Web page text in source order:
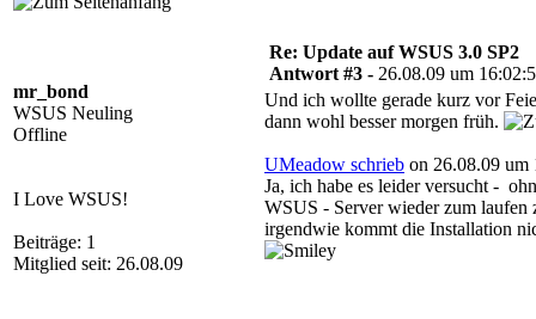
mr_bond
WSUS Neuling
Offline
I Love WSUS!
Beiträge: 1
Mitglied seit: 26.08.09
Re: Update auf WSUS 3.0 SP2
Antwort #3 - 26.08.09 um
Und ich wollte gerade kurz vor
dann wohl besser morgen früh.
UMeadow schrieb on 26.08.09 um
Ja, ich habe es leider versucht -
WSUS - Server wieder zum laufen
irgendwie kommt die Installation